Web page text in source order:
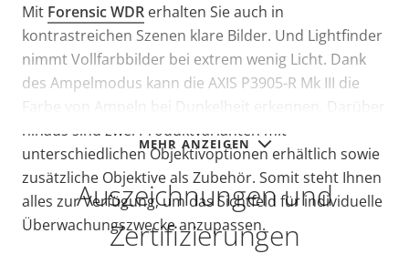
MEHR ANZEIGEN
Mit Forensic WDR erhalten Sie auch in
kontrastreichen Szenen klare Bilder. Und Lightfinder
nimmt Vollfarbbilder bei extrem wenig Licht. Dank
des Ampelmodus kann die AXIS P3905-R Mk III die
Farbe von Ampeln bei Dunkelheit erkennen. Darüber
hinaus sind zwei Produktvarianten mit
unterschiedlichen Objektivoptionen erhältlich sowie
zusätzliche Objektive als Zubehör. Somit steht Ihnen
alles zur Verfügung, um das Sichtfeld für individuelle
Überwachungszwecke anzupassen.
Auszeichnungen und
Zertifizierungen